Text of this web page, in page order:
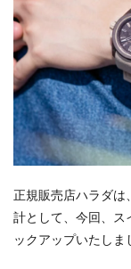
正規販売店ハラダは
計として、今回、ス
ックアップいたしま